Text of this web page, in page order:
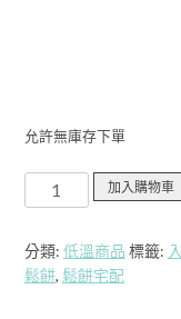
允許無庫存下單
式
感
薄
加入購物車
分類: 低溫商品 標籤:
鬆餅, 鬆餅宅配